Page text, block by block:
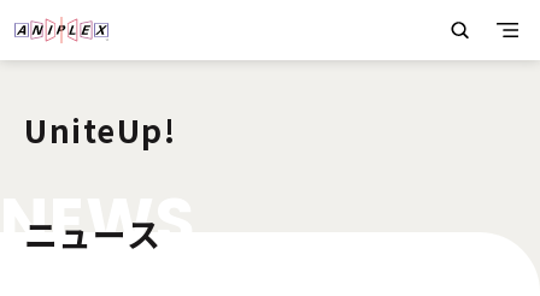
UniteUp!
NEWS
ニュース